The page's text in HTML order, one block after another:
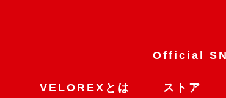
Official
VELOREXとは ストア